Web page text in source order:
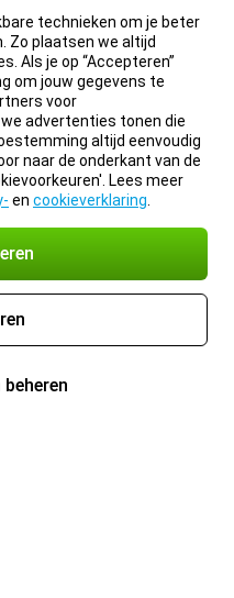
technieken om je beter
Zo plaatsen we altijd
Als je op “Accepteren”
om jouw gegevens te
voor
advertenties tonen die
altijd eenvoudig
naar de onderkant van de
Lees meer
en cookieverklaring